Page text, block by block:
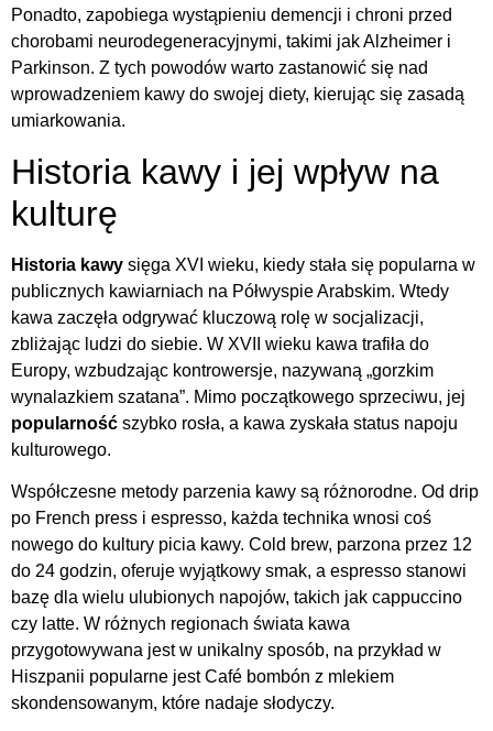
Ponadto, zapobiega wystąpieniu demencji i chroni przed
chorobami neurodegeneracyjnymi, takimi jak Alzheimer i
Parkinson. Z tych powodów warto zastanowić się nad
wprowadzeniem kawy do swojej diety, kierując się zasadą
umiarkowania.
Historia kawy i jej wpływ na
kulturę
Historia kawy sięga XVI wieku, kiedy stała się popularna w
publicznych kawiarniach na Półwyspie Arabskim. Wtedy
kawa zaczęła odgrywać kluczową rolę w socjalizacji,
zbliżając ludzi do siebie. W XVII wieku kawa trafiła do
Europy, wzbudzając kontrowersje, nazywaną „gorzkim
wynalazkiem szatana”. Mimo początkowego sprzeciwu, jej
popularność szybko rosła, a kawa zyskała status napoju
kulturowego.
Współczesne metody parzenia kawy są różnorodne. Od drip
po French press i espresso, każda technika wnosi coś
nowego do kultury picia kawy. Cold brew, parzona przez 12
do 24 godzin, oferuje wyjątkowy smak, a espresso stanowi
bazę dla wielu ulubionych napojów, takich jak cappuccino
czy latte. W różnych regionach świata kawa
przygotowywana jest w unikalny sposób, na przykład w
Hiszpanii popularne jest Café bombón z mlekiem
skondensowanym, które nadaje słodyczy.